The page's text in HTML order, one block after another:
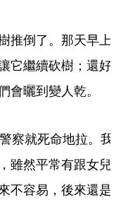
推倒了。那天早上
它繼續砍樹；還好
曬到變人乾。
察就死命地拉。我
雖然平常有跟女兒
不容易，後來還是